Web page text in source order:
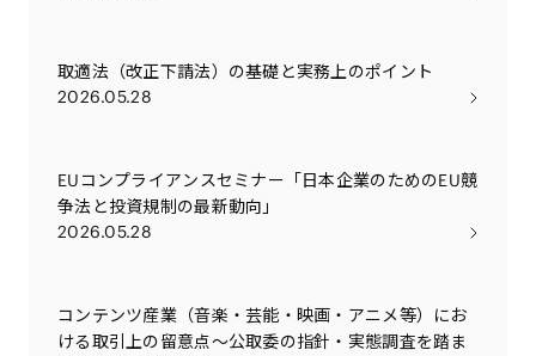
取適法（改正下請法）の基礎と実務上のポイント
2026.05.28
EUコンプライアンスセミナー「日本企業のためのEU競
争法と投資規制の最新動向」
2026.05.28
コンテンツ産業（音楽・芸能・映画・アニメ等）にお
ける取引上の留意点～公取委の指針・実態調査を踏ま